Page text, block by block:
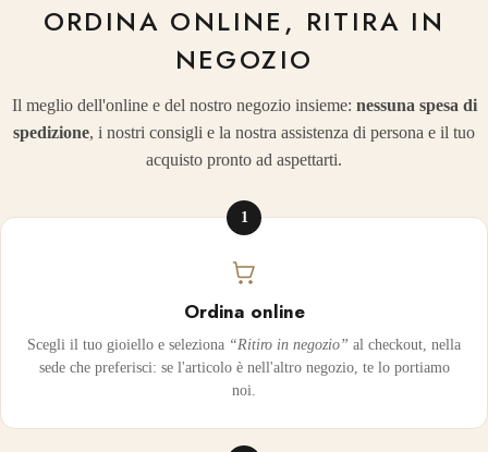
ORDINA ONLINE, RITIRA IN
NEGOZIO
Il meglio dell'online e del nostro negozio insieme: nessuna spesa di
spedizione, i nostri consigli e la nostra assistenza di persona e il tuo
acquisto pronto ad aspettarti.
1
Ordina online
Scegli il tuo gioiello e seleziona “Ritiro in negozio” al checkout, nella
sede che preferisci: se l'articolo è nell'altro negozio, te lo portiamo
noi.